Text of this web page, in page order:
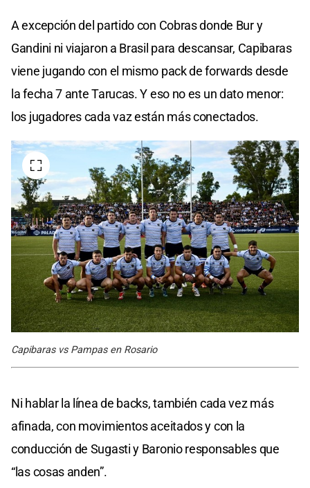
A excepción del partido con Cobras donde Bur y
Gandini ni viajaron a Brasil para descansar, Capibaras
viene jugando con el mismo pack de forwards desde
la fecha 7 ante Tarucas. Y eso no es un dato menor:
los jugadores cada vaz están más conectados.
Capibaras vs Pampas en Rosario
Ni hablar la línea de backs, también cada vez más
afinada, con movimientos aceitados y con la
conducción de Sugasti y Baronio responsables que
“las cosas anden”.